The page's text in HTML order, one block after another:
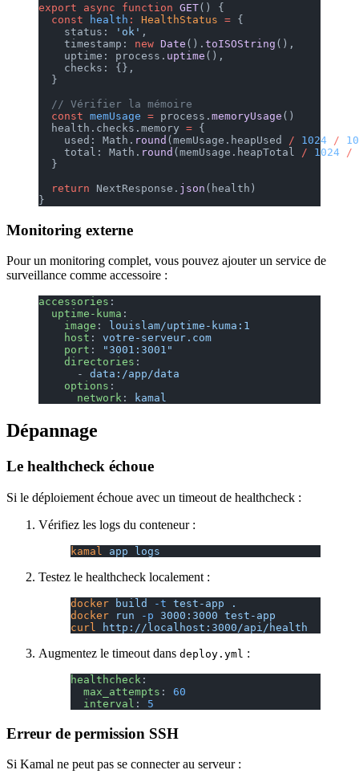
export async function GET() {
  const
health : HealthStatus = {
    status:
'ok' ,
    timestamp:
new Date (). toISOString (),
    uptime: process.
uptime (),
    checks: {},
  }
  // Vérifier la mémoire
  const
memUsage = process. memoryUsage ()
  health.checks.memory
= {
    used: Math.
round (memUsage.heapUsed / 1024 /
    total: Math.
round (memUsage.heapTotal / 1024 /
  }
  return
NextResponse. json (health)
}
Monitoring externe
Pour un monitoring complet, vous pouvez ajouter un service de
surveillance comme accessoire :
accessories :
  uptime-kuma
:
    image
:
louislam/uptime-kuma:1
    host
: votre-serveur.com
    port
:
"3001:3001"
    directories
:
      -
data:/app/data
    options
:
      network
: kamal
Dépannage
Le healthcheck échoue
Si le déploiement échoue avec un timeout de healthcheck :
Vérifiez les logs du conteneur :
kamal app logs
Testez le healthcheck localement :
docker build -t test-app .
docker run -p 3000:3000 test-app
curl
http://localhost:3000/api/health
Augmentez le timeout dans deploy.yml :
healthcheck :
  max_attempts
: 60
  interval
: 5
Erreur de permission SSH
Si Kamal ne peut pas se connecter au serveur :